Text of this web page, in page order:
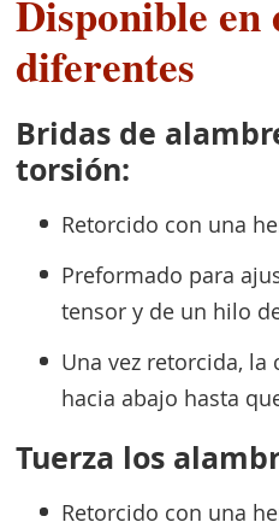
Disponible en
diferentes
Bridas de
torsión:
Retorcido con una
Preformado para
tensor y de un hilo
Una vez retorcida, la
hacia abajo hasta
Tuerza los
Retorcido con una